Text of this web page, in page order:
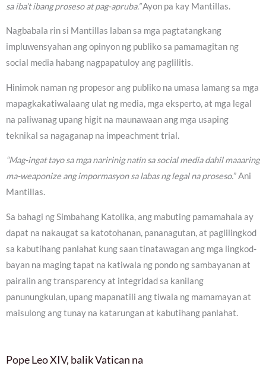
sa iba’t ibang proseso at pag-apruba.”Ayon pa kay Mantillas.
Nagbabala rin si Mantillas laban sa mga pagtatangkang
impluwensyahan ang opinyon ng publiko sa pamamagitan ng
social media habang nagpapatuloy ang paglilitis.
Hinimok naman ng propesor ang publiko na umasa lamang sa mga
mapagkakatiwalaang ulat ng media, mga eksperto, at mga legal
na paliwanag upang higit na maunawaan ang mga usaping
teknikal sa nagaganap na impeachment trial.
“Mag-ingat tayo sa mga naririnig natin sa social media dahil maaaring
ma-weaponize ang impormasyon sa labas ng legal na proseso.” Ani
Mantillas.
Sa bahagi ng Simbahang Katolika, ang mabuting pamamahala ay
dapat na nakaugat sa katotohanan, pananagutan, at paglilingkod
sa kabutihang panlahat kung saan tinatawagan ang mga lingkod-
bayan na maging tapat na katiwala ng pondo ng sambayanan at
pairalin ang transparency at integridad sa kanilang
panunungkulan, upang mapanatili ang tiwala ng mamamayan at
maisulong ang tunay na katarungan at kabutihang panlahat.
Pope Leo XIV, balik Vatican na